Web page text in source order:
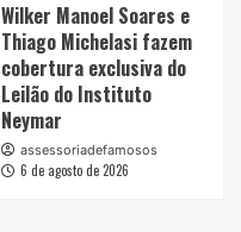
Wilker Manoel Soares e
Thiago Michelasi fazem
cobertura exclusiva do
Leilão do Instituto
Neymar
assessoriadefamosos
6 de agosto de 2026